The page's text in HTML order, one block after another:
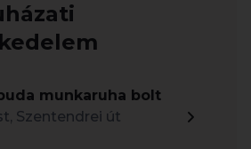
munkaruha bolt
Szentendrei út